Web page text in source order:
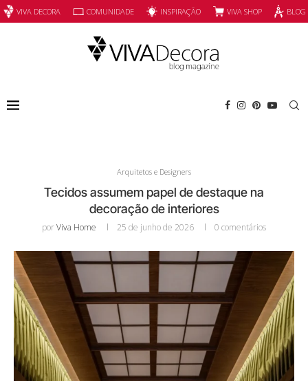
VIVA DECORA COMUNIDADE INSPIRAÇÃO VIVA SHOP
Arquitetos e Designers
Tecidos assumem papel de destaque na
decoração de interiores
porViva Home 25 de junho de 2026 0 comentários